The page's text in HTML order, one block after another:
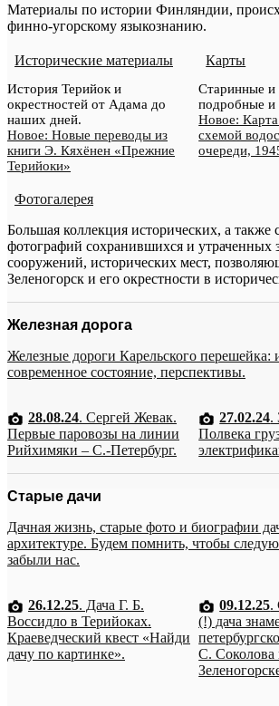
Материалы по истории Финляндии,
финно-угорскому языкознанию.
Исторические материалы
История Терийок и
окрестностей от Адама до
наших дней.
Новое: Новые переводы из
книги Э. Кяхёнен «Прежние
Терийоки»
Карты
Старинные и
подробные и
Новое: Карта
схемой
очереди,
Фотогалерея
Большая коллекция исторических, а также
фотографий сохранившихся и утраченных
сооружений, исторических мест,
Зеленогорск и его окрестности в
Железная дорога
Железные дороги Карельского перешейка:
современное состояние, перспективы.
28.08.24. Сергей Жевак.
Первые паровозы на линии
Рийхимяки – С.-Петербург.
27.02.24.
Полвека
Старые дачи
Дачная жизнь, старые фото и биографии
архитектуре. Будем помнить, чтобы
забыли нас.
26.12.25. Дача Г. Б.
Воссидло в Терийоках.
Краеведческий квест «Найди
дачу по картинке».
09.12.25.
(!) дача
С. Соколова